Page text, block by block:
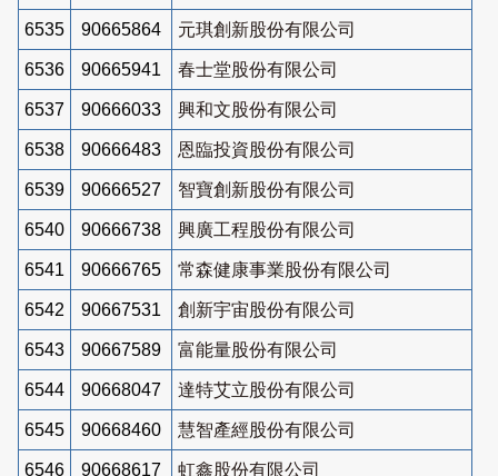
6535 90665864 元琪創新股份有限公司
6536 90665941 春士堂股份有限公司
6537 90666033 興和文股份有限公司
6538 90666483 恩臨投資股份有限公司
6539 90666527 智寶創新股份有限公司
6540 90666738 興廣工程股份有限公司
6541 90666765 常森健康事業股份有限公司
6542 90667531 創新宇宙股份有限公司
6543 90667589 富能量股份有限公司
6544 90668047 達特艾立股份有限公司
6545 90668460 慧智產經股份有限公司
6546 90668617 虹鑫股份有限公司